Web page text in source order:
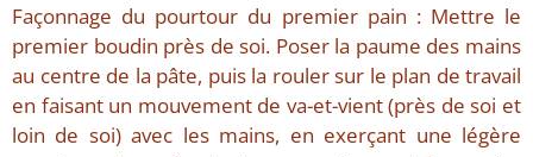
Façonnage du pourtour du premier pain : Mettre le
premier boudin près de soi. Poser la paume des mains
au centre de la pâte, puis la rouler sur le plan de travail
en faisant un mouvement de va-et-vient (près de soi et
loin de soi) avec les mains, en exerçant une légère